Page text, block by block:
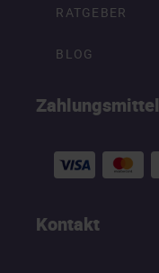
RATGEBER
BLOG
Zahlungsmittel
Kontakt